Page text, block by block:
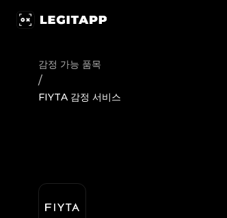
감정 가능 품목
/
FIYTA 감정 서비스